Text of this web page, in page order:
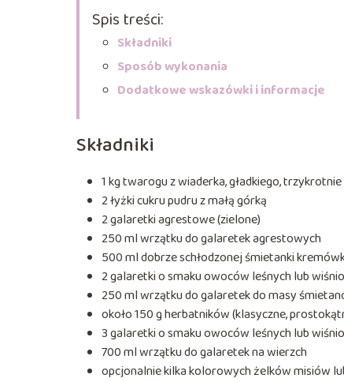
Spis treści:
Składniki
Sposób wykonania
Dodatkowe wskazówki i informacje
Składniki
1 kg twarogu z wiaderka, gładkiego,
2 łyżki cukru pudru z małą górką
2 galaretki agrestowe (zielone)
250 ml wrzątku do galaretek agrestowych
500 ml dobrze schłodzonej śmietanki
2 galaretki o smaku owoców leśnych lub
250 ml wrzątku do galaretek do masy
około 150 g herbatników (klasyczne,
3 galaretki o smaku owoców leśnych lub
700 ml wrzątku do galaretek na wierzch
opcjonalnie kilka kolorowych żelków misiów